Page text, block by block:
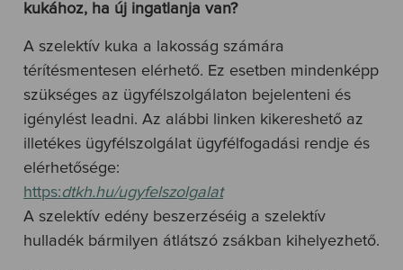
kukához, ha új ingatlanja van?
A szelektív kuka a lakosság számára
térítésmentesen elérhető. Ez esetben mindenképp
szükséges az ügyfélszolgálaton bejelenteni és
igénylést leadni. Az alábbi linken kikereshető az
illetékes ügyfélszolgálat ügyfélfogadási rendje és
elérhetősége:
https:dtkh.hu/ugyfelszolgalat
A szelektív edény beszerzéséig a szelektív
hulladék bármilyen átlátszó zsákban kihelyezhető.